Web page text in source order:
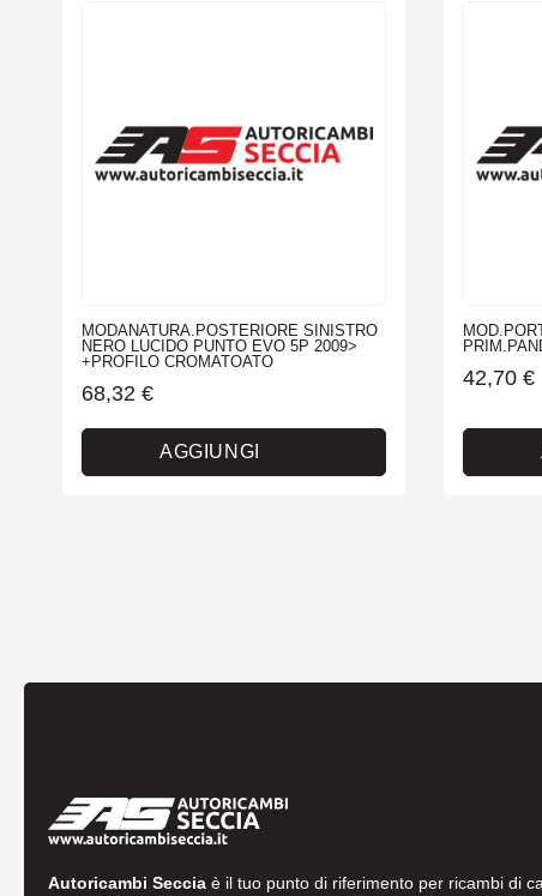
MODANATURA.POSTERIORE SINISTRO
NERO LUCIDO PUNTO EVO 5P 2009>
+PROFILO CROMATOATO
68,32 €
AGGIUNGI
42,70 €
Autoricambi Seccia è il tuo punto di riferimento per ricambi di